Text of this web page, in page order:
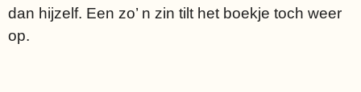
dan hijzelf. Een zo’ n zin tilt het boekje toch weer
op.